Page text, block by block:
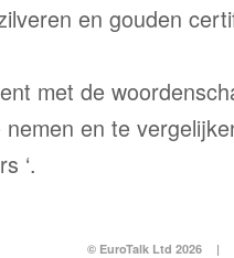
en gouden
met de
en te
‘.
© EuroTalk Ltd 2026 |